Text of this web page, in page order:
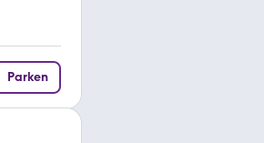
Parken